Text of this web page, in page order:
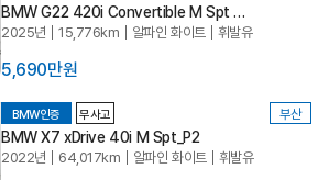
BMW G22 420i Convertible M Spt LCI
2025년 15,776km 알파인 화이트 휘발유
5,690만원
BMW인증 무사고 부산
BMW X7 xDrive 40i M Spt_P2
2022년 64,017km 알파인 화이트 휘발유